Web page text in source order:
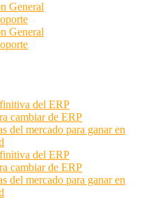
General
General
del ERP
cambiar de ERP
del mercado para ganar en
del ERP
cambiar de ERP
del mercado para ganar en